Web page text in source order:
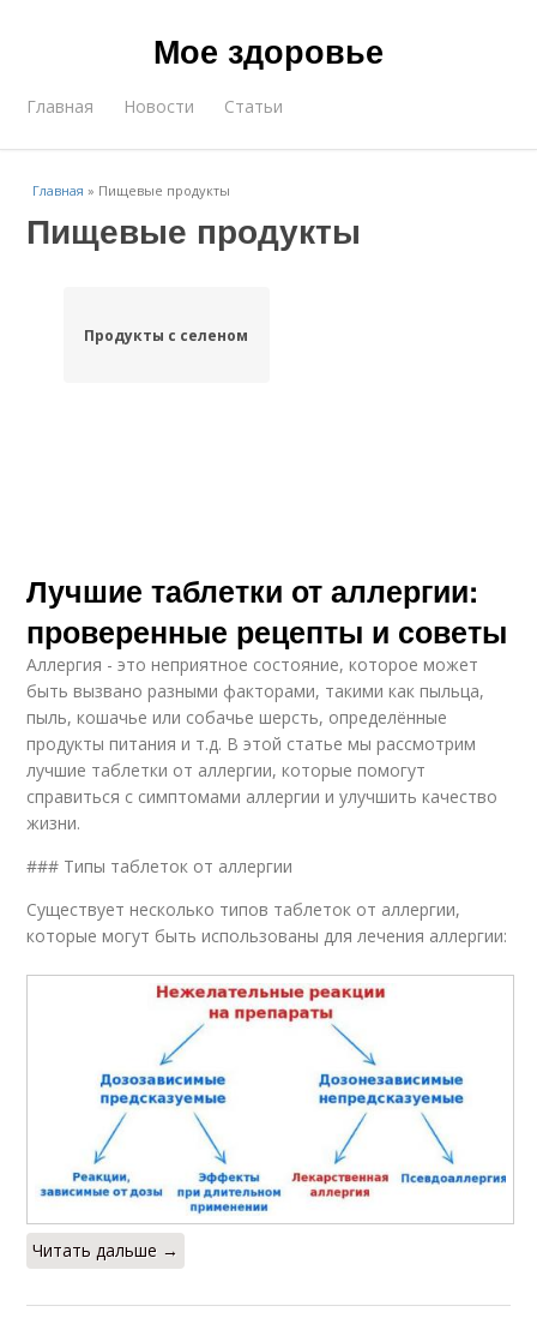
Мое здоровье
Главная Новости Статьи
Главная » Пищевые продукты
Пищевые продукты
Продукты с селеном
Лучшие таблетки от аллергии:
проверенные рецепты и советы
Аллергия - это неприятное состояние, которое может
быть вызвано разными факторами, такими как пыльца,
пыль, кошачье или собачье шерсть, определённые
продукты питания и т.д. В этой статье мы рассмотрим
лучшие таблетки от аллергии, которые помогут
справиться с симптомами аллергии и улучшить качество
жизни.
### Типы таблеток от аллергии
Существует несколько типов таблеток от аллергии,
которые могут быть использованы для лечения аллергии:
Читать дальше →